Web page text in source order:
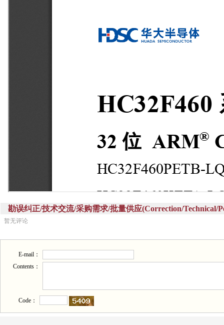
勘误纠正/技术交流/采购需求/批量供应(Correction/Technical/
暂无评论
E-mail：
Contents：
Code：